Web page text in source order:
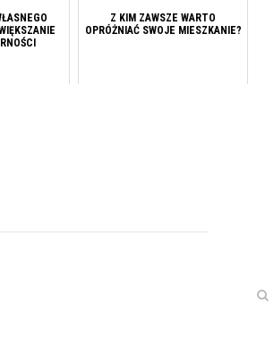
Z KIM ZAWSZE WARTO
OPRÓŻNIAĆ SWOJE MIESZKANIE?